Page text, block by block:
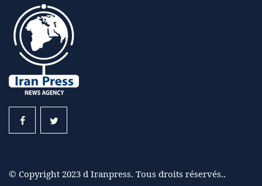
© Copyright 2023 d Iranpress. Tous droits réservés..